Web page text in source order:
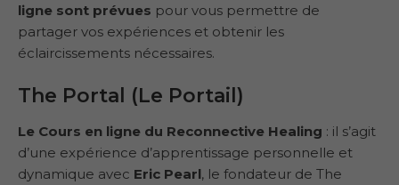
ligne sont prévues pour vous permettre de
partager vos expériences et obtenir les
éclaircissements nécessaires.
The Portal (Le Portail)
Le Cours en ligne du Reconnective Healing : il s’agit
d’une expérience d’apprentissage personnelle et
dynamique avec Eric Pearl, le fondateur de The